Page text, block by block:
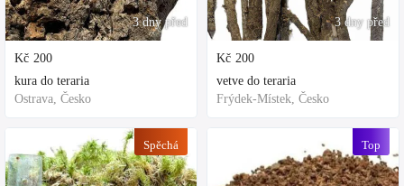
3 dny před
Kč 200
kura do teraria
Ostrava, Česko
Spěchá
3 dny před
Kč 200
vetve do teraria
Frýdek-Místek, Česko
Top